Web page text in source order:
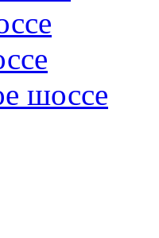
шоссе